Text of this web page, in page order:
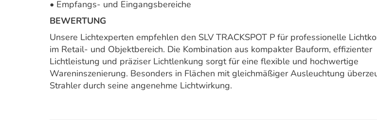
• Empfangs- und Eingangsbereiche
BEWERTUNG
Unsere Lichtexperten empfehlen den SLV TRACKSPOT P für professionelle
im Retail- und Objektbereich. Die Kombination aus kompakter Bauform, effizienter
Lichtleistung und präziser Lichtlenkung sorgt für eine flexible und hochwertige
Wareninszenierung. Besonders in Flächen mit gleichmäßiger Ausleuchtung
Strahler durch seine angenehme Lichtwirkung.